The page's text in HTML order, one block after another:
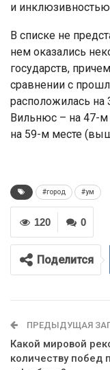
и
В списке не
нем оказались
государств,
сравнении с
расположилась
Вильнюс – на 47-м
на 59-м месте
#город #ум
0
120
Поделится
ПРЕДЫДУЩАЯ
Какой мировой
количеству побед